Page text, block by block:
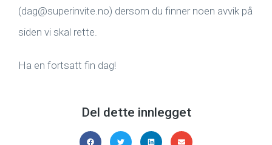
(dag@superinvite.no) dersom du finner noen avvik på
siden vi skal rette.
Ha en fortsatt fin dag!
Del dette innlegget